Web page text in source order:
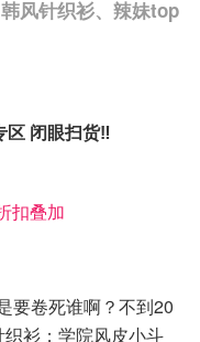
风针织衫、辣妹top
区 闭眼扫货‼️
扣叠加
要卷死谁啊？不到20
衫；学院风皮小斗